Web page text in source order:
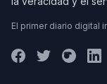
El primer diario digital